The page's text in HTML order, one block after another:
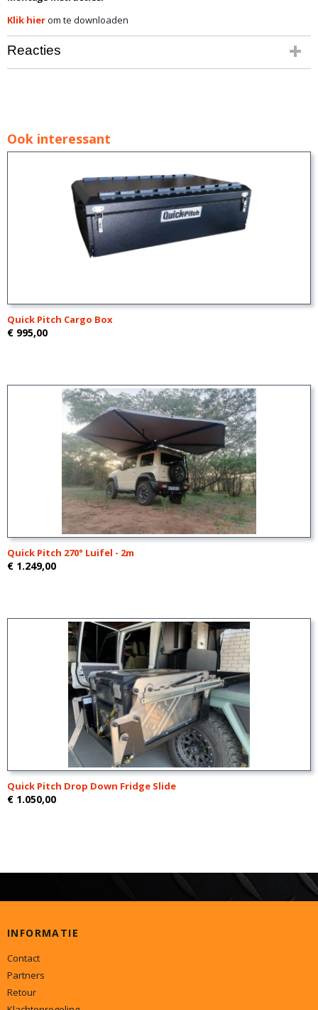
Klik hierom te downloaden
Reacties
Ook interessant
Quick Pitch Cargo Box
€ 995,00
Quick Pitch 270° Luifel - 2m
€ 1.249,00
Quick Pitch Drop Down Fridge Slide
€ 1.050,00
INFORMATIE
Contact
Partners
Retour